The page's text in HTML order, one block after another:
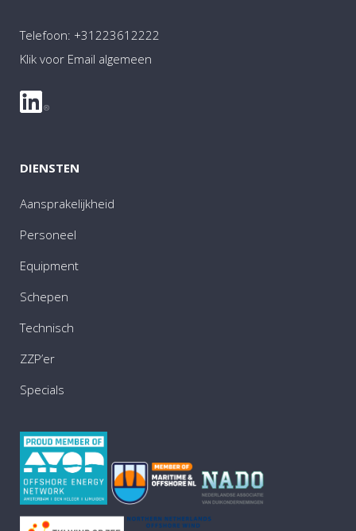
Telefoon: +31223612222
Klik voor Email algemeen
DIENSTEN
Aansprakelijkheid
Personeel
Equipment
Schepen
Technisch
ZZP’er
Specials